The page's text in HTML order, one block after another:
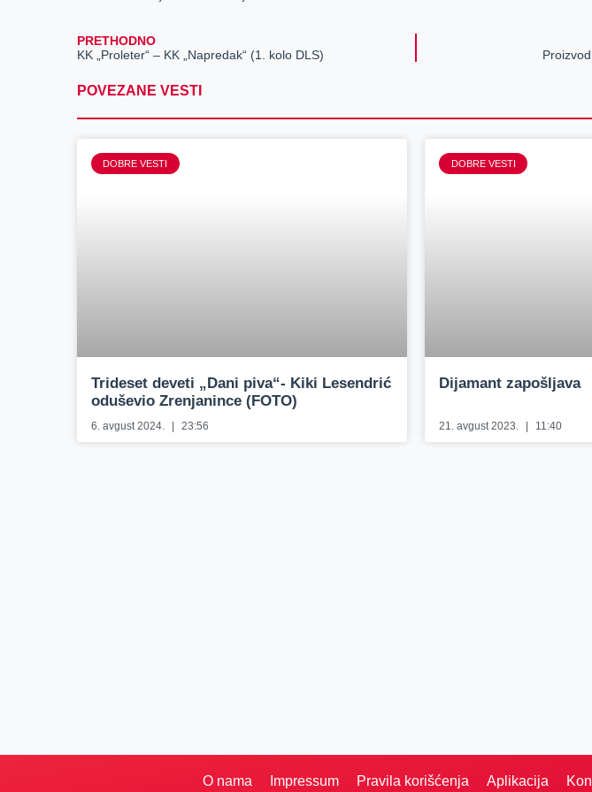
PRETHODNO
KK „Proleter“ – KK „Napredak“ (1. kolo DLS)
POVEZANE VESTI
DOBRE VESTI
Trideset deveti „Dani piva“- Kiki Lesendrić
oduševio Zrenjanince (FOTO)
6. avgust 2024. 23:56
DOBRE VESTI
Dijamant zapošljava
21. avgust 2023. 11:40
O nama Impressum Pravila korišćenja Aplikacija